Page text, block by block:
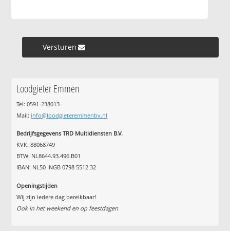
Versturen »
Loodgieter Emmen
Tel: 0591-238013
Mail: info@loodgieteremmenbv.nl
Bedrijfsgegevens TRD Multidiensten B.V.
KVK: 88068749
BTW: NL8644.93.496.B01
IBAN: NL50 INGB 0798 5512 32
Openingstijden
Wij zijn iedere dag bereikbaar!
Ook in het weekend en op feestdagen